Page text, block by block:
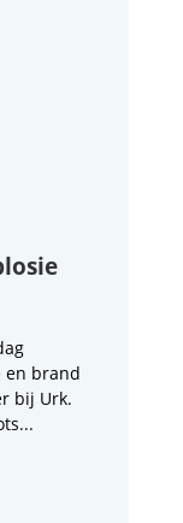
en brand
bij Urk.